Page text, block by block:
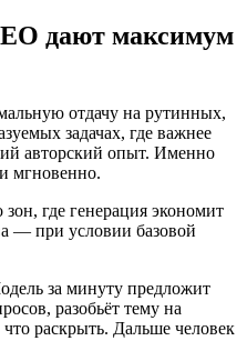
дают максимум
отдачу на рутинных,
задачах, где важнее
авторский опыт. Именно
мгновенно.
где генерация экономит
— при условии базовой
за минуту предложит
разобьёт тему на
раскрыть. Дальше человек